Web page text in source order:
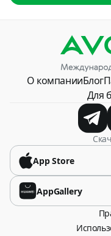
О компанииБлог
Для
App Store
AppGallery